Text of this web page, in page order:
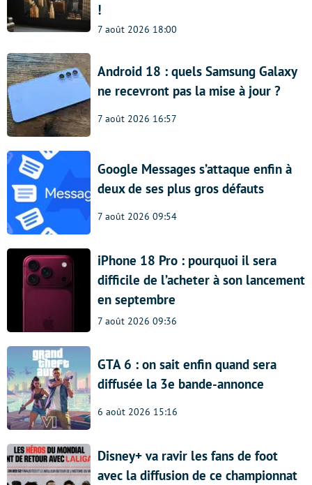
!
7 août 2026 18:00
Android 18 : quels Samsung Galaxy
ne recevront pas la mise à jour ?
7 août 2026 16:57
Google Messages s’attaque enfin à
deux de ses plus gros défauts
7 août 2026 09:54
iPhone 18 Pro : pourquoi il sera
difficile de l’acheter à son lancement
en septembre
7 août 2026 09:36
GTA 6 : on sait enfin quand sera
diffusée la 3e bande-annonce
6 août 2026 15:16
Disney+ va ravir les fans de foot
avec la diffusion de ce championnat